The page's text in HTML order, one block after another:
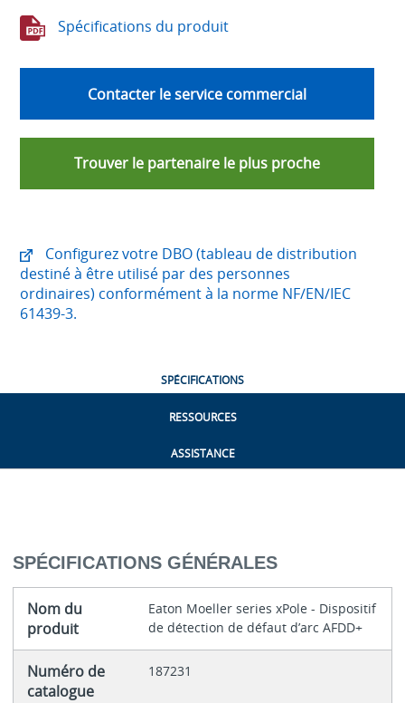
Spécifications du produit
Contacter le service commercial
Trouver le partenaire le plus proche
Configurez votre DBO (tableau de distribution
destiné à être utilisé par des personnes
ordinaires) conformément à la norme NF/EN/IEC
61439-3.
SPÉCIFICATIONS
RESSOURCES
ASSISTANCE
SPÉCIFICATIONS GÉNÉRALES
Nom du
produit
Eaton Moeller series xPole - Dispositif
de détection de défaut d’arc AFDD+
Numéro de
catalogue
187231